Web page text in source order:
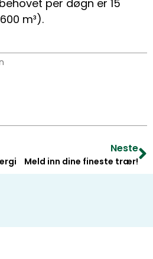
per døgn er 15
m³).
Neste
Meld inn dine fineste trær!